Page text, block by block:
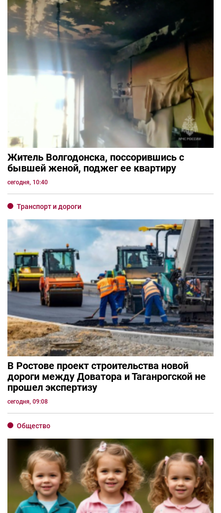
Житель Волгодонска, поссорившись с
бывшей женой, поджег ее квартиру
сегодня, 10:40
Транспорт и дороги
В Ростове проект строительства новой
дороги между Доватора и Таганрогской не
прошел экспертизу
сегодня, 09:08
Общество